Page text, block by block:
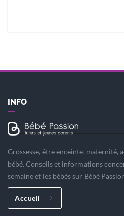
INFO
Grossesse, être enceinte, maternité,
bébé. Conseils et informations
semaine et les bébés sur Bébé
Accueil